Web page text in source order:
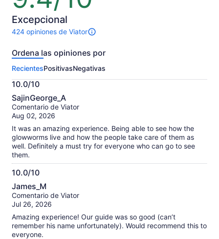
10
Excepcional
424 opiniones de Viator
Hay
opiniones
esta
actividad.
Más
información
sobre
nuestras
verificadas
Ordena las opiniones por
RecientesPositivasNegativas
10.0/10
10.0
de
10
SajinGeorge_A
Comentario de Viator
Aug 02, 2026
It was an amazing experience. Being able to see how the
glowworms live and how the people take care of them as
well. Definitely a must try for everyone who can go to see
them.
10.0/10
10.0
de
10
James_M
Comentario de Viator
Jul 26, 2026
Amazing experience! Our guide was so good (can’t
remember his name unfortunately). Would recommend this to
everyone.